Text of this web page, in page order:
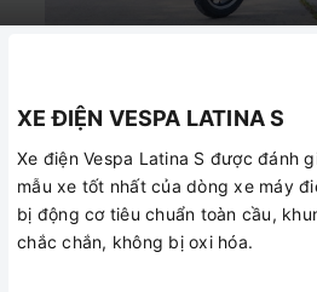
XE ĐIỆN VESPA LATINA S
Xe điện Vespa Latina S được đánh
mẫu xe tốt nhất của dòng xe máy
bị động cơ tiêu chuẩn toàn cầu,
chắc chắn, không bị oxi hóa.